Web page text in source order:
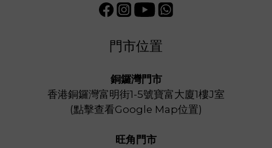
門市位置
銅鑼灣門市
香港銅鑼灣富明街1-5號寶富大廈1樓J室
(點擊查看Google Map位置)
旺角門市